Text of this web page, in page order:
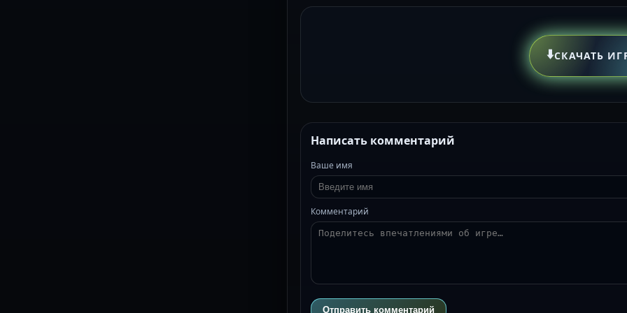
⬇️СКАЧАТЬ
Написать комментарий
Ваше имя
Комментарий
Отправить комментарий